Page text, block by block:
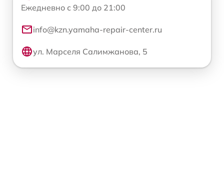
Ежедневно с 9:00 до 21:00
info@kzn.yamaha-repair-center.ru
ул. Марселя Салимжанова, 5